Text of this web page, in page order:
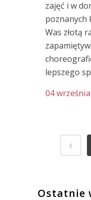
zajęć i w
poznanych
Was złotą
lepszego
04
Ostatnie